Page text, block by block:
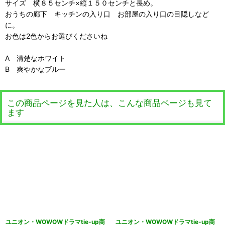
サイズ 横８５センチ×縦１５０センチと長め。
おうちの廊下 キッチンの入り口 お部屋の入り口の目隠しなど
に。
お色は2色からお選びくださいね
A 清楚なホワイト
B 爽やかなブルー
この商品ページを見た人は、こんな商品ページも見て
ます
ユニオン・WOWOWドラマtie-up商 ユニオン・WOWOWドラマtie-up商